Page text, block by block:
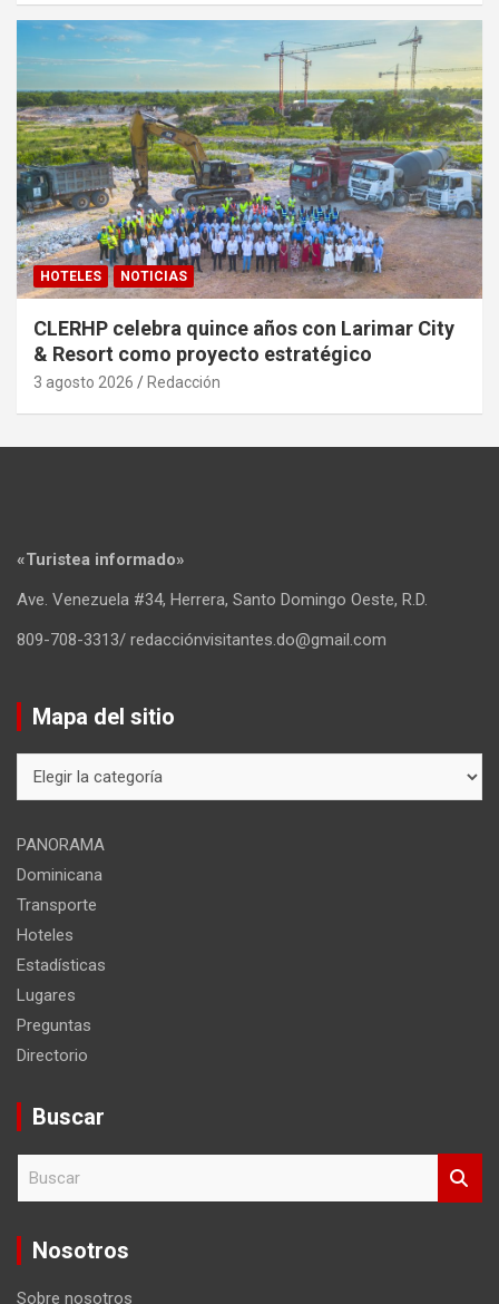
HOTELES NOTICIAS
CLERHP celebra quince años con Larimar City
& Resort como proyecto estratégico
3 agosto 2026 Redacción
«Turistea informado»
Ave. Venezuela #34, Herrera, Santo Domingo Oeste, R.D.
809-708-3313/ redacciónvisitantes.do@gmail.com
Mapa del sitio
del
PANORAMA
Dominicana
Transporte
Hoteles
Estadísticas
Lugares
Preguntas
Directorio
Buscar
c
Nosotros
Sobre nosotros